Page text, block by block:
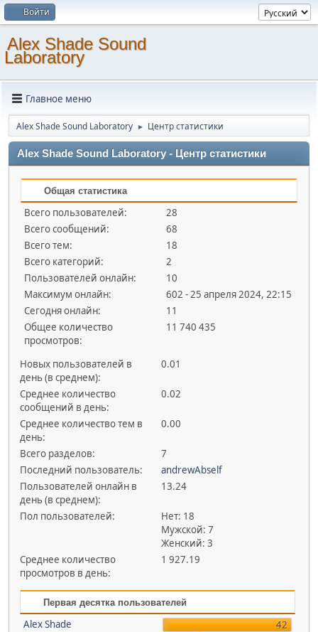
Войти
Alex Shade Sound
Laboratory
Главное меню
Alex Shade Sound Laboratory ► Центр статистики
Alex Shade Sound Laboratory - Центр статистики
Общая статистика
Всего пользователей:
28
Всего сообщений:
68
Всего тем:
18
Всего категорий:
2
Пользователей онлайн:
10
Максимум онлайн:
602 - 25 апреля 2024, 22:15
Сегодня онлайн:
11
Общее количество
просмотров:
11 740 435
Новых пользователей в
день (в среднем):
0.01
Среднее количество
сообщений в день:
0.02
Среднее количество тем в
день:
0.00
Всего разделов:
7
Последний пользователь:
andrewAbself
Пользователей онлайн в
день (в среднем):
13.24
Пол пользователей:
Нет: 18
Мужской: 7
Женский: 3
Среднее количество
просмотров в день:
1 927.19
Первая десятка пользователей
Alex Shade
42